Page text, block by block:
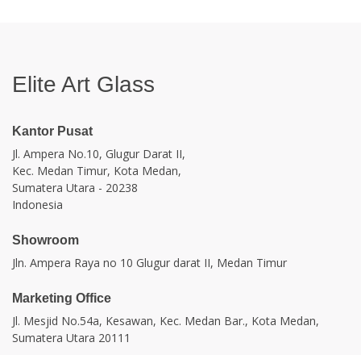
Elite Art Glass
Kantor Pusat
Jl. Ampera No.10, Glugur Darat II,
Kec. Medan Timur, Kota Medan,
Sumatera Utara - 20238
Indonesia
Showroom
Jln. Ampera Raya no 10 Glugur darat II, Medan Timur
Marketing Office
Jl. Mesjid No.54a, Kesawan, Kec. Medan Bar., Kota Medan,
Sumatera Utara 20111